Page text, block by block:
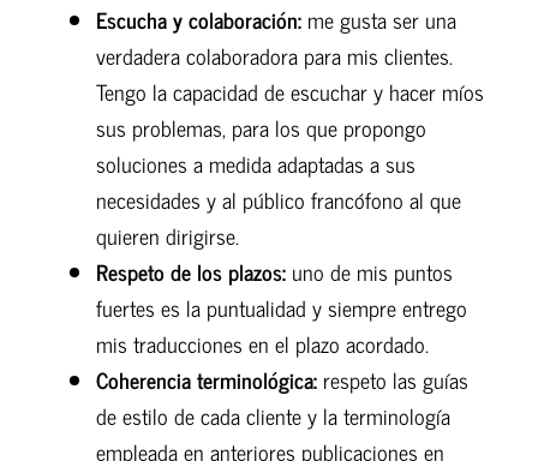
Escucha y colaboración: me gusta ser una
verdadera colaboradora para mis clientes.
Tengo la capacidad de escuchar y hacer míos
sus problemas, para los que propongo
soluciones a medida adaptadas a sus
necesidades y al público francófono al que
quieren dirigirse.
Respeto de los plazos: uno de mis puntos
fuertes es la puntualidad y siempre entrego
mis traducciones en el plazo acordado.
Coherencia terminológica: respeto las guías
de estilo de cada cliente y la terminología
empleada en anteriores publicaciones en